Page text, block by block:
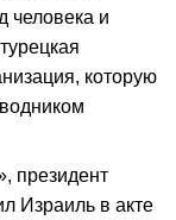
человека и
которую
президент
Израиль в акте